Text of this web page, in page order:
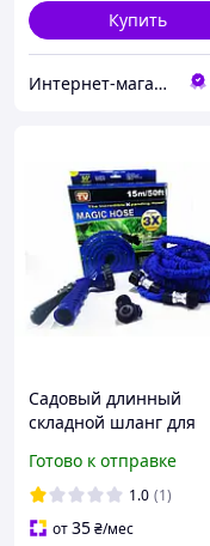
Купить
Интернет-магазин "Техномаг"
Садовый длинный
складной шланг для
распылителем X HOSE
30, 45, 60, 75 метров
синий
Готово к отправке
1.0 (1)
от35₴/мес